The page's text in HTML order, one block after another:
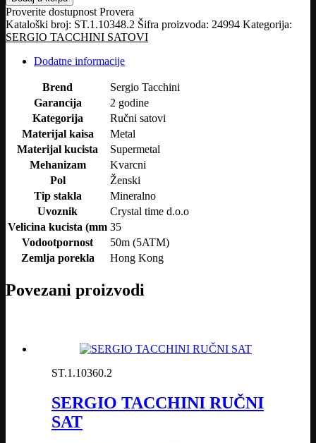
RUČNI
SAT
količina
Proverite dostupnost Provera
Kataloški broj: ST.1.10348.2 Šifra proizvoda: 24994 Kategorija:
SERGIO TACCHINI SATOVI
Dodatne informacije
Brend
Sergio Tacchini
Garancija
2 godine
Kategorija
Ručni satovi
Materijal kaisa
Metal
Materijal kucista
Supermetal
Mehanizam
Kvarcni
Pol
Ženski
Tip stakla
Mineralno
Uvoznik
Crystal time d.o.o
Velicina kucista (mm 35
Vodootpornost
50m (5ATM)
Zemlja porekla
Hong Kong
Povezani proizvodi
ST.1.10360.2
SERGIO TACCHINI RUČNI
SAT